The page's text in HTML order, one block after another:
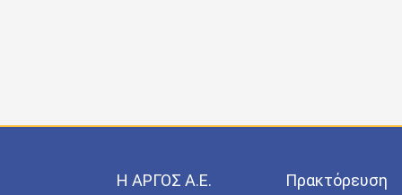
S.A.J.P. ΕΚΔΟΤΙΚΗ ΙΚΕ
Η ΑΡΓΟΣ A.E. Πρακτόρευση